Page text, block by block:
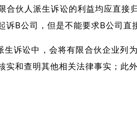
合伙人派生诉讼的利益均应直接
诉B公司，但是不能要求B公司直
生诉讼中，会将有限合伙企业列
实和查明其他相关法律事实；此